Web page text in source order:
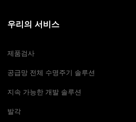
우리의 서비스
제품검사
공급망 전체 수명주기 솔루션
지속 가능한 개발 솔루션
발각